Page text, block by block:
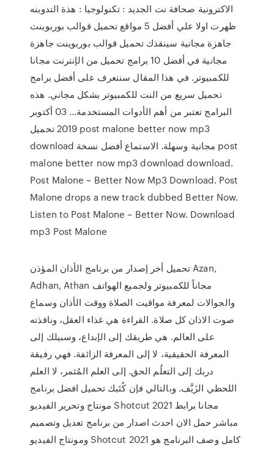
الاكترونية صحافة نت الجديد : تكنولوجيا : هذة التدوينه
ظهرت اولا علي أفضل 5 مواقع تحميل قوالب بوربوينت
جاهزة مجانية سينقذك تحميل قوالب بوربوينت جاهزة
مجانية في أفضل 10 برامج تحميل من الإنترنت مجانا
للكمبيوتر. في هذا المقال سنتعرف على أفضل برامج
تحميل سريع من النت للكمبيوتر بشكل مجاني. هذه
البرامج تعتبر من أهم الأدوات المستخدمة… 03 أكتوبر
2019 تحميل post malone better now mp3
download مجانية وسهلة. الاستماع أفضل نسخة post
malone better now mp3 download download.
Post Malone – Better Now Mp3 Download. Post
Malone drops a new track dubbed Better Now.
Listen to Post Malone – Better Now. Download
mp3 Post Malone
تحميل أخر إصدار من برنامج الأذان المؤذن Azan,
Adhan, Athan مجاناً للكمبيوتر ولجميع الهواتف
والجوالات لمعرفة مواقيت الصلاة ووقت الأذان وسماع
صوت الاذان كل صلاة. القراءة هي غذاء العقل، ونافذته
على العالم. هي طريقك إلى الإبداع، وسبيلك إلى
المعرفة الحقيقية، لا إلى المعرفة الزائفة. فهي رفيقة
دربك إلى التعلُم الحق. إلى العلم المُثمر، لا العلم
اللحظي الزَيَّف. وبالتالي فإن كُتَبك تحميل افضل برنامج
مونتاج وتحرير الفيديو Shotcut 2021 مجانا برابط
مباشر حمل الان احدث اصدار من برنامج تعديل وتصميم
ومونتاج الفيديو Shotcut 2021 كامل وصف البرنامج هو